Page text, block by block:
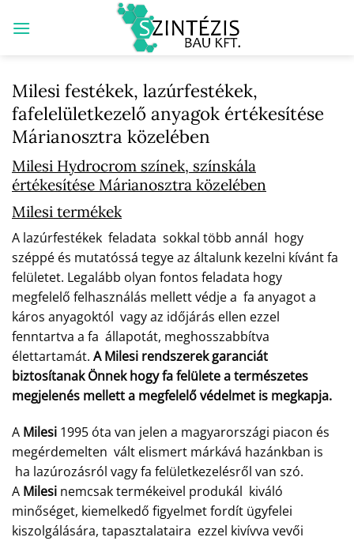
Milesi festékek, lazúrfestékek,
fafelelületkezelő anyagok értékesítése
Márianosztra közelében
Milesi Hydrocrom színek, színskála
értékesítése Márianosztra közelében
Milesi termékek
A lazúrfestékek feladata sokkal több annál hogy
széppé és mutatóssá tegye az általunk kezelni kívánt fa
felületet. Legalább olyan fontos feladata hogy
megfelelő felhasználás mellett védje a fa anyagot a
káros anyagoktól vagy az időjárás ellen ezzel
fenntartva a fa állapotát, meghosszabbítva
élettartamát. A Milesi rendszerek garanciát
biztosítanak Önnek hogy fa felülete a természetes
megjelenés mellett a megfelelő védelmet is megkapja.
A Milesi 1995 óta van jelen a magyarországi piacon és
megérdemelten vált elismert márkává hazánkban is
ha lazúrozásról vagy fa felületkezelésről van szó.
A Milesi nemcsak termékeivel produkál kiváló
minőséget, kiemelkedő figyelmet fordít ügyfelei
kiszolgálására, tapasztalataira ezzel kivívva vevői